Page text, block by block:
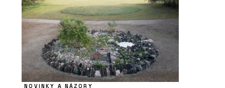
NOVINKY A NÁZORY